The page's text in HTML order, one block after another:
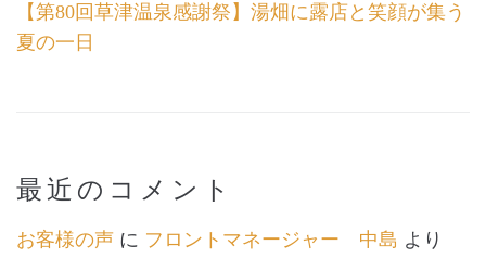
【第80回草津温泉感謝祭】湯畑に露店と笑顔が集う
夏の一日
最近のコメント
お客様の声 に フロントマネージャー 中島 より